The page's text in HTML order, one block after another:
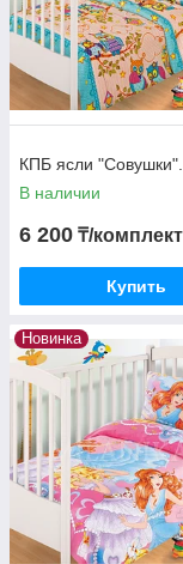
КПБ ясли
В наличии
6 200 ₸/комплект
Купить
Новинка